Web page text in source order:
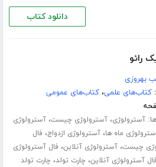
دانلود کتاب
رائو
بهروزی
کتاب‌های علمی،کتاب‌های عمومی
آسترولوژی،آسترولوژی چیست،آسترولوژی
ماه ها،آسترولوژی ازدواج، فال
چیست،آسترولوژی آنلاین، فال آسترولوژی
فال آسترولوژی آنلاین، چارت تولد، چارت تولد